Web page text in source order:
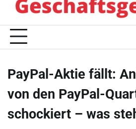
PayPal-Aktie fällt:
von den PayPal-
schockiert – was